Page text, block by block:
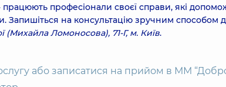
Forever Clear зони шиї (фототерапія BBL)
працюють професіонали своєї справи, які
Запишіться на консультацію зручним способом
(Михайла Ломоносова), 71-Г, м. Київ.
або записатися на прийом в ММ